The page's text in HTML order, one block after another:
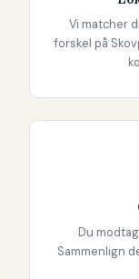
Vi matcher
forskel på
Du
Sammenlign